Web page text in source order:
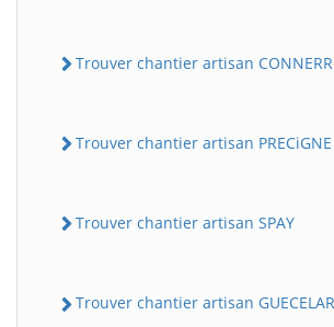
Trouver chantier artisan
Trouver chantier artisan PRECiGNE
Trouver chantier artisan SPAY
Trouver chantier artisan